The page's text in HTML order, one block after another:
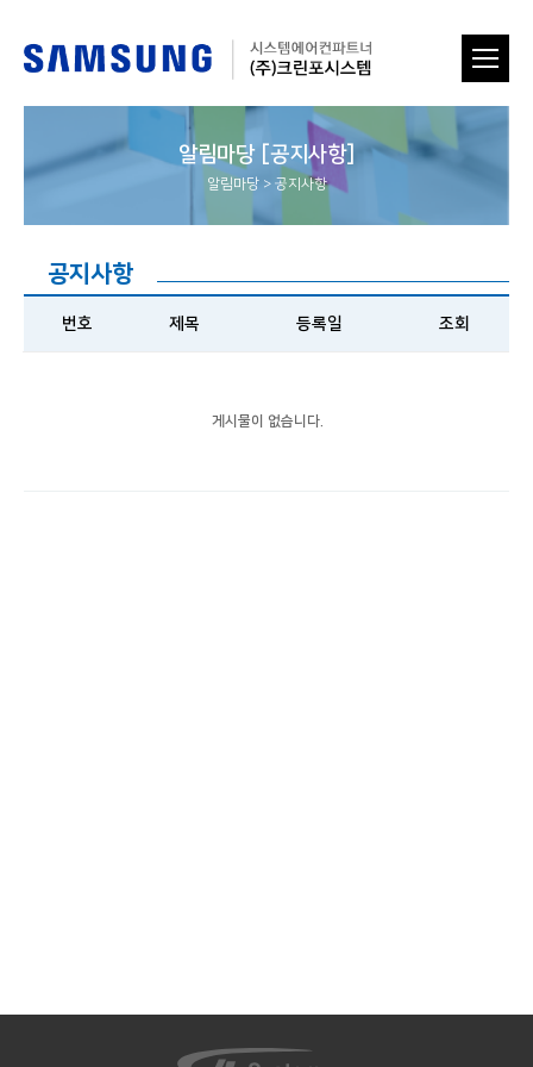
알림마당 [공지사항]
알림마당 > 공지사항
공지사항
번호 제목 등록일 조회
게시물이 없습니다.